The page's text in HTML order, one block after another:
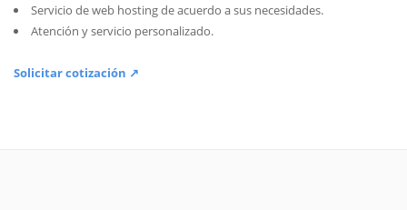
Servicio de web hosting de acuerdo a sus necesidades.
Atención y servicio personalizado.
Solicitar cotización ↗